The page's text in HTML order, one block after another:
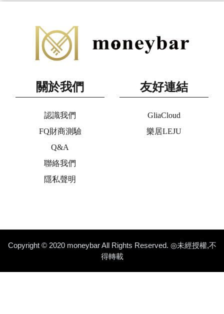
關於我們
認識我們
FQ財商測驗
Q&A
聯絡我們
隱私聲明
友好連結
GliaCloud
樂居LEJU
Copyright © 2020 moneybar All Rights Reserved. ◎未經授權,不
得轉載